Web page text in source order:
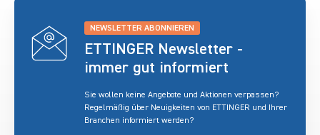
NEWSLETTER ABONNIEREN
ETTINGER Newsletter -
immer gut informiert
Sie wollen keine Angebote und Aktionen verpassen?
Regelmäßig über Neuigkeiten von ETTINGER und Ihrer
Branchen informiert werden?